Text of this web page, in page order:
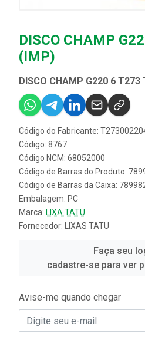
DISCO CHAMP
(IMP)
DISCO CHAMP G220 6 T273
Código do Fabricante:
Código: 8767
Código NCM: 68052000
Código de Barras do Produto:
Código de Barras da Caixa:
Embalagem: PC
Marca: LIXA TATU
Fornecedor:
LIXAS TATU
Faça seu
cadastre-se para ver
Avise-me quando chegar